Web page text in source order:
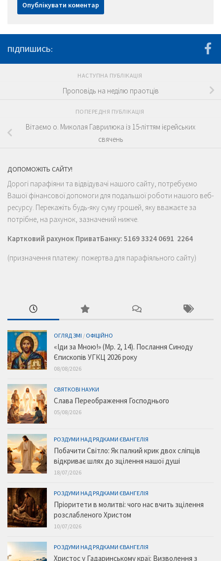
ПІДПИШИСЬ:
НАСТУПНА ПУБЛІКАЦІЯ
Проповідь на неділю праотців
ПОПЕРЕДНЯ ПУБЛІКАЦІЯ
Вітаємо о. Миколая Гаврилюка із 15-літтям ієрейських
свячень
ДОПОМОЖІТЬ САЙТУ!
Дорогі парафіяни та відвідувачі нашого сайту, потребуємо
Вашої фінансової допомоги для подальшої роботи нашого веб-
ресурсу. Перекажіть будь-яку суму грошей, яку вважаєте за
потрібне, на рахунок, зазначений нижче.
Картковий рахунок ПриватБанку: 5169 3324 0691 2264
(призначення платежу: пожертва для парафіяльного сайту)
ОГЛЯД ЗМІ / ОФІЦІЙНО
«Іди за Мною!» (Мр. 2, 14). Послання Синоду
Єпископів УГКЦ 2026 року
08/08/2026
СВЯТКОВІ НАУКИ
Слава Переображення Господнього
05/08/2026
РОЗДУМИ НАД РЯДКАМИ ЄВАНГЕЛІЯ
Побачити Світло: Як палкий крик двох сліпців
відкриває шлях до зцілення нашої душі
18/07/2026
РОЗДУМИ НАД РЯДКАМИ ЄВАНГЕЛІЯ
Пріоритети в молитві: чого нас вчить зцілення
розслабленого Христом
10/07/2026
РОЗДУМИ НАД РЯДКАМИ ЄВАНГЕЛІЯ
Христос у Гадаринському краї: Визволення з